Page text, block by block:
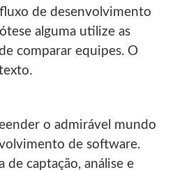
de desenvolvimento
alguma utilize as
comparar equipes. O
o admirável mundo
de software.
de captação, análise e